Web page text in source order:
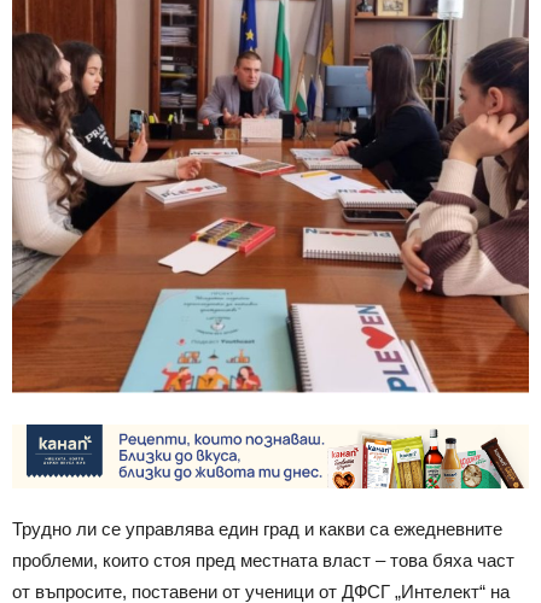
Трудно ли се управлява един град и какви са ежедневните
проблеми, които стоя пред местната власт – това бяха част
от въпросите, поставени от ученици от ДФСГ „Интелект“ на